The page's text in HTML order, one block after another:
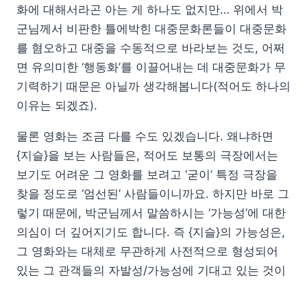
화에 대해서라곤 아는 게 하나도 없지만… 위에서 박
군님께서 비판한 틀에박힌 대중문화론들이 대중문화
를 혐오하고 대중을 수동적으로 바라보는 것도, 어쩌
면 유의미한 ‘행동화’를 이끌어내는 데 대중문화가 무
기력하기 때문은 아닐까 생각해봅니다(적어도 하나의
이유는 되겠죠).
물론 영화는 조금 다를 수도 있겠습니다. 왜냐하면
{지슬}을 보는 사람들은, 적어도 보통의 극장에서는
보기도 어려운 그 영화를 보려고 ‘굳이’ 특정 극장을
찾을 정도로 ‘엄선된’ 사람들이니까요. 하지만 바로 그
렇기 때문에, 박군님께서 말씀하시는 ‘가능성’에 대한
의심이 더 깊어지기도 합니다. 즉 {지슬}의 가능성은,
그 영화와는 대체로 무관하게 사전적으로 형성되어
있는 그 관객들의 자발성/가능성에 기대고 있는 것이